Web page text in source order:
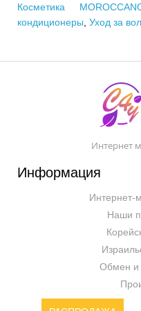
Косметика
кондиционеры Уход за
Интернет
Информация
Интернет-
Наши
Обмен и